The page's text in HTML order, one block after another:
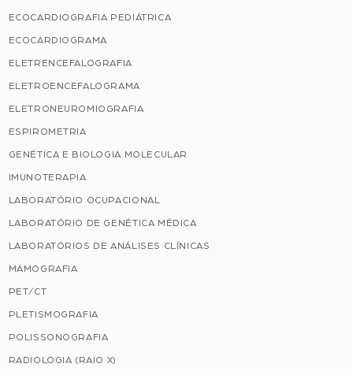
ECOCARDIOGRAFIA PEDIÁTRICA
ECOCARDIOGRAMA
ELETRENCEFALOGRAFIA
ELETROENCEFALOGRAMA
ELETRONEUROMIOGRAFIA
ESPIROMETRIA
GENÉTICA E BIOLOGIA MOLECULAR
IMUNOTERAPIA
LABORATÓRIO OCUPACIONAL
LABORATÓRIO DE GENÉTICA MÉDICA
LABORATÓRIOS DE ANÁLISES CLÍNICAS
MAMOGRAFIA
PET/CT
PLETISMOGRAFIA
POLISSONOGRAFIA
RADIOLOGIA (RAIO X)